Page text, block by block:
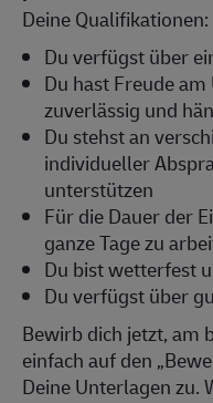
Deine Qualifikationen:
Du verfügst über
Du hast Freude
zuverlässig und
Du stehst an
individueller
unterstützen
Für die Dauer der
ganze Tage zu
Du bist wetterfest
Du verfügst über
Bewirb dich jetzt, am
einfach auf den
Deine Unterlagen zu.